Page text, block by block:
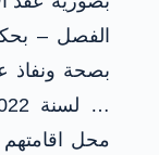
الفصل –
بصحة ونفاذ